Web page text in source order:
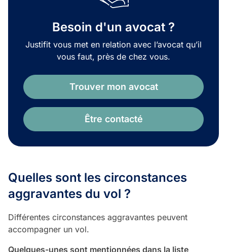
Besoin d'un avocat ?
Justifit vous met en relation avec l’avocat qu’il
vous faut, près de chez vous.
Trouver mon avocat
Être contacté
Quelles sont les circonstances
aggravantes du vol ?
Différentes circonstances aggravantes peuvent
accompagner un vol.
Quelques-unes sont mentionnées dans la liste